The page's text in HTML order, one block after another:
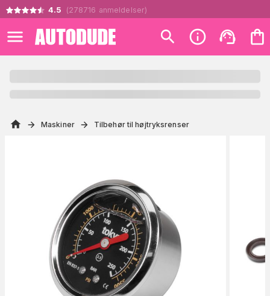
4.5 (278716 anmeldelser)
Maskiner Tilbehør til højtryksrenser